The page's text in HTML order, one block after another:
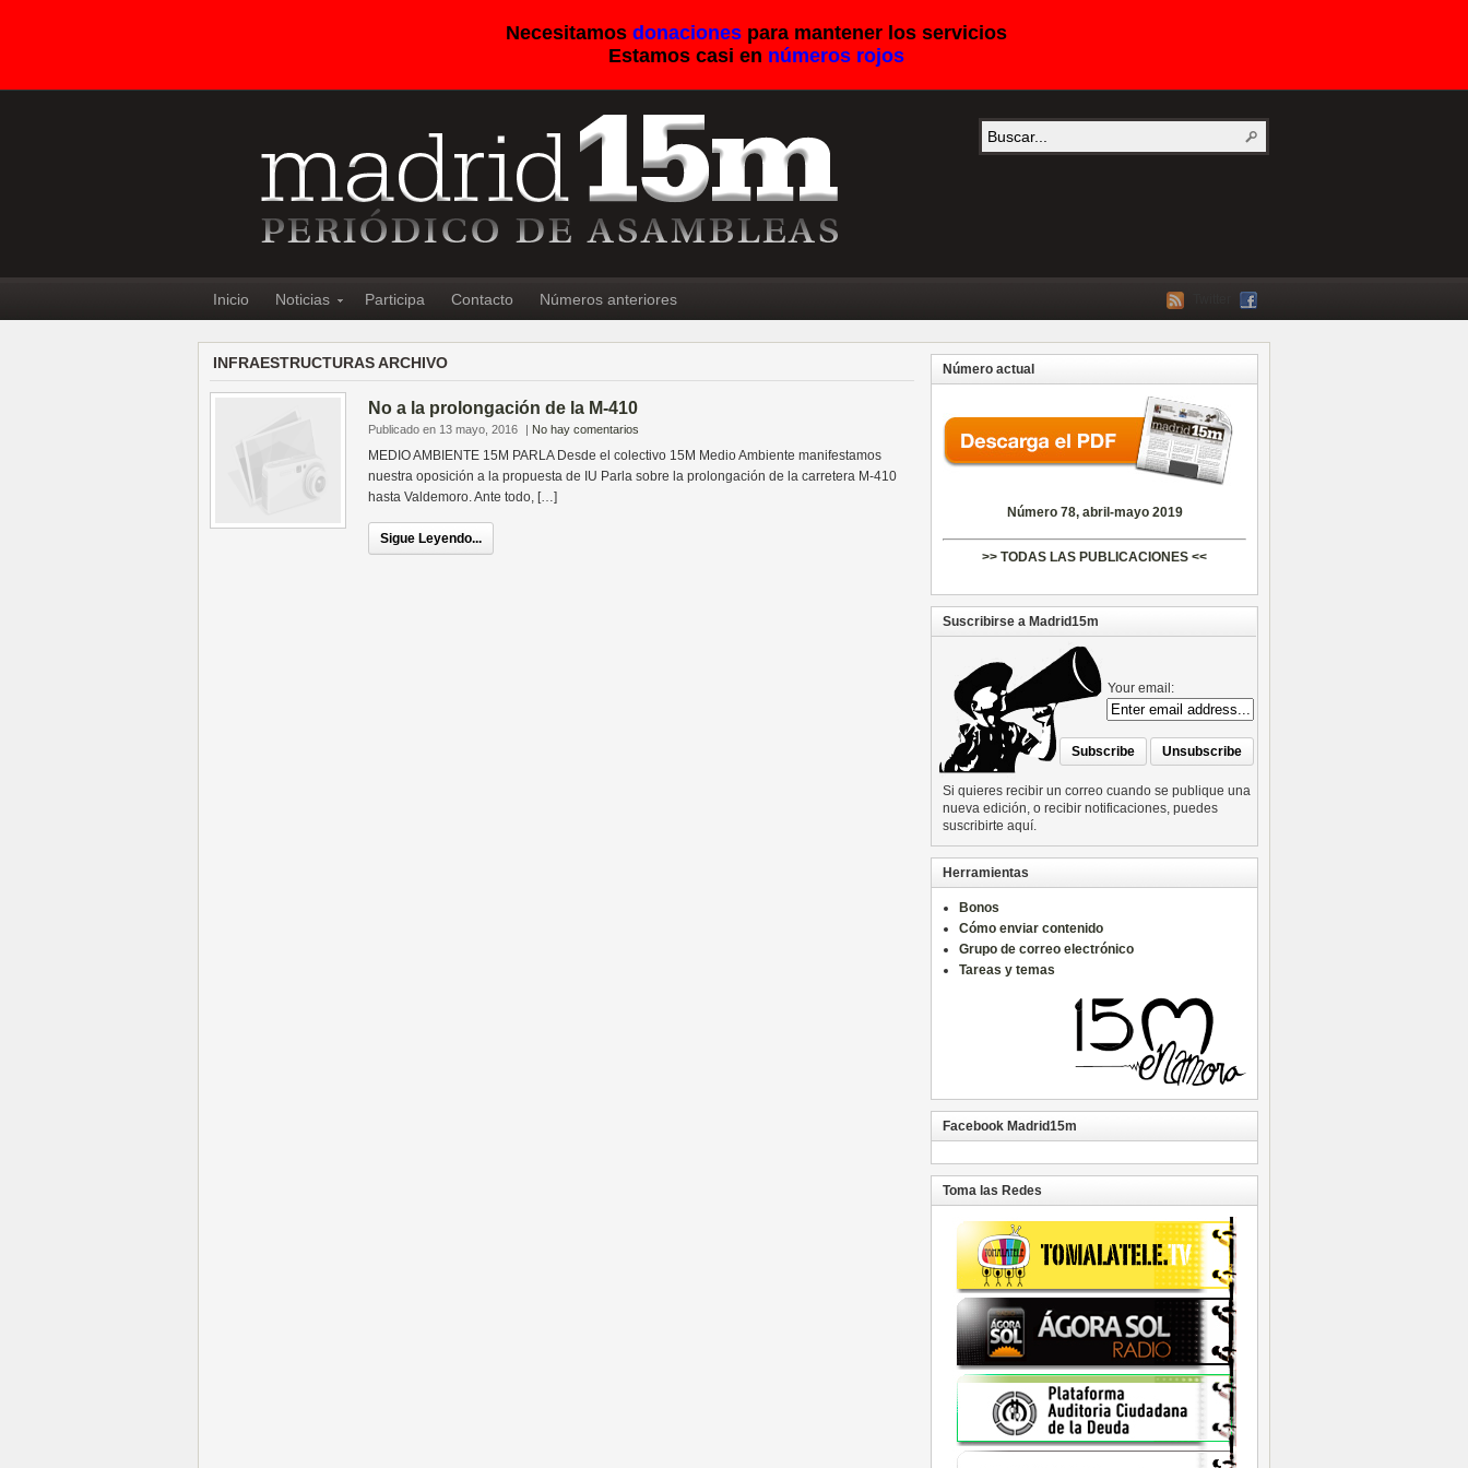
Necesitamos donacionespara mantener los servicios
Estamos casi en números rojos
Inicio Noticias Participa Contacto Números anteriores
INFRAESTRUCTURAS ARCHIVO
No a la prolongación de la M-410
Publicado en 13 mayo, 2016 | No hay comentarios
MEDIO AMBIENTE 15M PARLA Desde el colectivo 15M Medio Ambiente manifestamos
nuestra oposición a la propuesta de IU Parla sobre la prolongación de la carretera M-410
hasta Valdemoro. Ante todo, […]
Sigue Leyendo...
Número actual
Número 78, abril-mayo 2019
>> TODAS LAS PUBLICACIONES <<
Suscribirse a Madrid15m
Your email:
Si quieres recibir un correo cuando se publique una
nueva edición, o recibir notificaciones, puedes
suscribirte aquí.
Herramientas
Bonos
Cómo enviar contenido
Grupo de correo electrónico
Tareas y temas
Facebook Madrid15m
Toma las Redes